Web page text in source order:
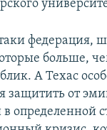
федерация,
больше,
А Техас
защитить от
в определенной